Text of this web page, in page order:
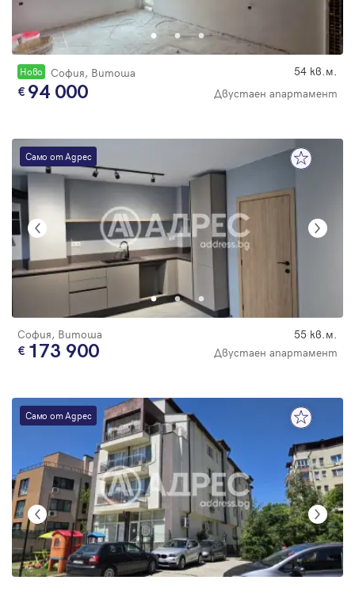
Новo София, Витоша 54 кв.м.
94 000 Двустаен апартамент
Само от Адрес
София, Витоша 55 кв.м.
173 900 Двустаен апартамент
Само от Адрес
Регистрация